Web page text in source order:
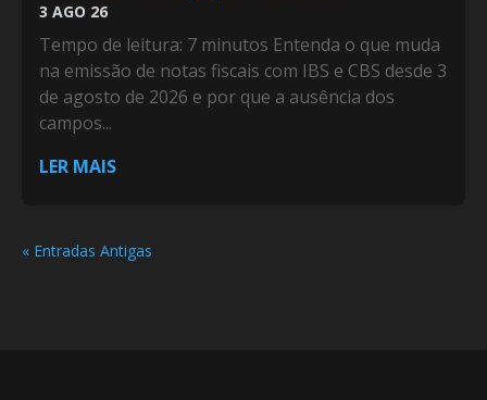
3 AGO 26
Tempo de leitura: 7 minutos Entenda o que muda
na emissão de notas fiscais com IBS e CBS desde 3
de agosto de 2026 e por que a ausência dos
campos...
LER MAIS
« Entradas Antigas